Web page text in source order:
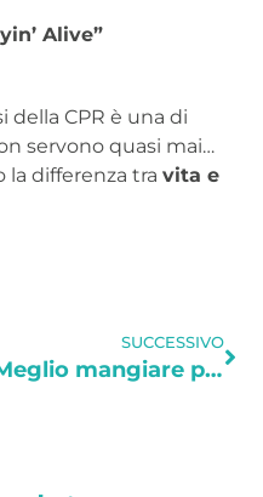
Alive”
della CPR è una di
servono quasi mai…
la differenza tra vita e
SUCCESSIVO
Meglio mangiare prima di un concerto? La mia risposta da corista (proteine sì, carbo no)